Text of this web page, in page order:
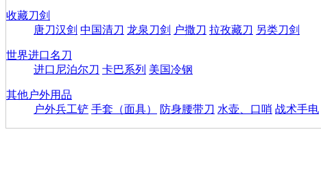
收藏刀剑
唐刀汉剑 中国清刀 龙泉刀剑 户撒刀 拉孜藏刀 另类刀剑
世界进口名刀
进口尼泊尔刀 卡巴系列 美国冷钢
其他户外用品
户外兵工铲 手套（面具） 防身腰带刀 水壶、口哨 战术手电